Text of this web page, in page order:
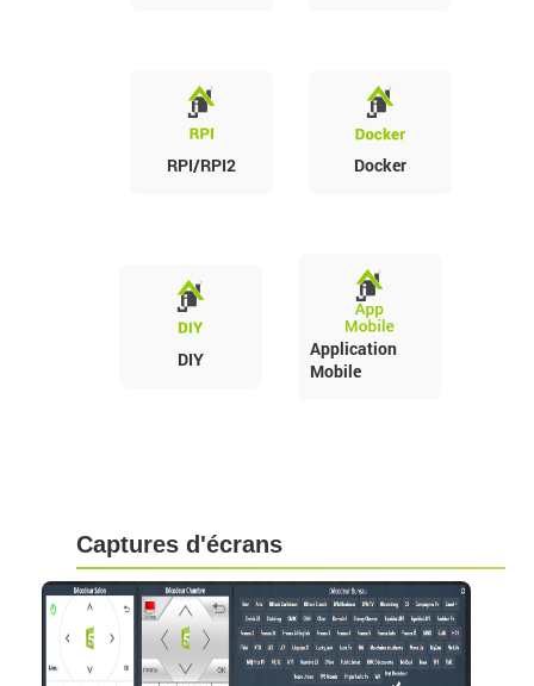
RPI/RPI2 Docker
DIY
Application
Mobile
Captures d'écrans